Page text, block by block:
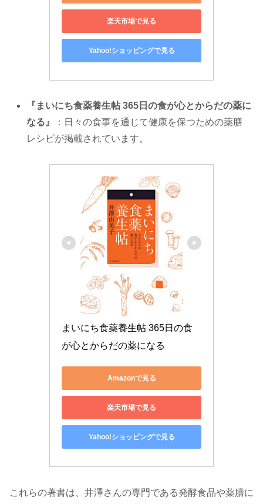
楽天市場で見る
Yahoo!ショッピングで見る
『まいにち食薬養生帖 365日の食が心とからだの薬に
なる』
：日々の食事を通じて健康を保つための薬膳
レシピが掲載されています。
まいにち食薬養生帖 365日の食
が心とからだの薬になる
Amazonで見る
楽天市場で見る
Yahoo!ショッピングで見る
これらの著書は、井澤さんの専門である発酵食品や薬膳に